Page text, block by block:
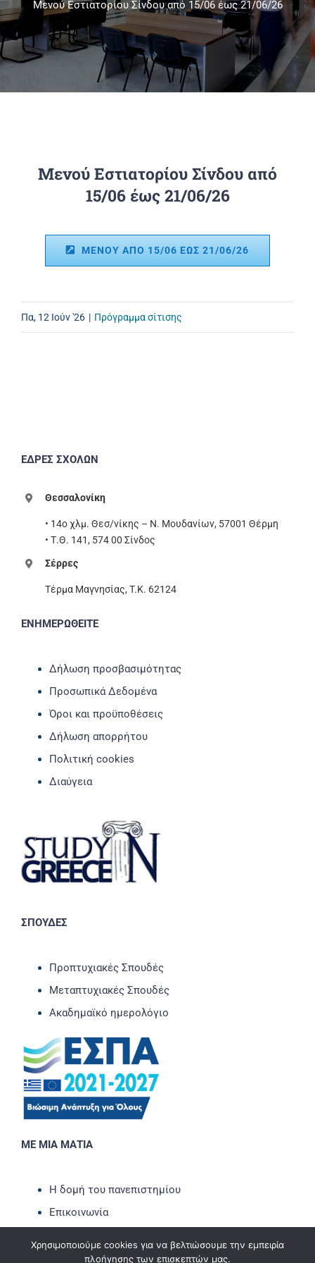
Πανεπιστημιακές Μονάδες
Μενού Εστιατορίου Σίνδου από 15/06 έως 21/06/26
Μενού Εστιατορίου Σίνδου από
15/06 έως 21/06/26
ΜΕΝΟΥ ΑΠΟ 15/06 ΕΩΣ 21/06/26
Πα, 12 Ιούν '26 | Πρόγραμμα σίτισης
ΕΔΡΕΣ ΣΧΟΛΩΝ
Θεσσαλονίκη
• 14ο χλμ. Θεσ/νίκης – Ν. Μουδανίων, 57001 Θέρμη
• Τ.Θ. 141, 574 00 Σίνδος
Σέρρες
Τέρμα Μαγνησίας, T.K. 62124
ΕΝΗΜΕΡΩΘΕΙΤΕ
Δήλωση προσβασιμότητας
Προσωπικά Δεδομένα
Όροι και προϋποθέσεις
Δήλωση απορρήτου
Πολιτική cookies
Διαύγεια
ΣΠΟΥΔΕΣ
Προπτυχιακές Σπουδές
Μεταπτυχιακές Σπουδές
Ακαδημαϊκό ημερολόγιο
ΜΕ ΜΙΑ ΜΑΤΙΑ
Η δομή του πανεπιστημίου
Επικοινωνία
Εκδηλώσεις
Χρησιμοποιούμε cookies για να βελτιώσουμε την εμπειρία
πλοήγησης των επισκεπτών μας.